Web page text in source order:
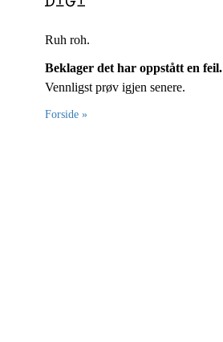
Ruh roh.
Beklager det har oppstått en feil.
Vennligst prøv igjen senere.
Forside »